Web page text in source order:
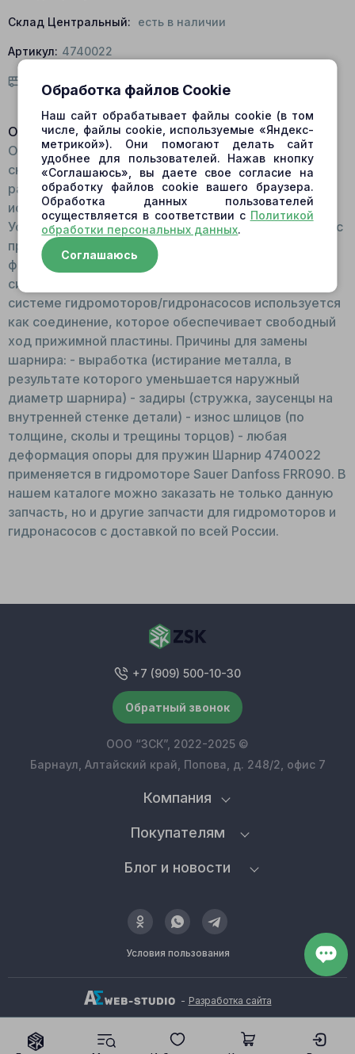
Склад Центральный: есть в наличии
Артикул: 4740022
Условия доставки
Описание:
Общий вид Деталь сферической формы, со
сквозным отверстием, тонкостенная. Внутри
расположены шлицы. Для изготовления шарнира
используется сталь. Принцип работы:
Устанавливается в посадочное место для шарнира с
прижимными стойками. Поверх шарнира
фиксируется прижимная пластина. Движется
синхронно с валом и блоком цилиндров. Функции: В
системе гидромоторов/гидронасосов используется
как соединение, которое обеспечивает свободный
ход прижимной пластины. Причины для замены
шарнира: - выработка (истирание металла, в
результате которого уменьшается наружный
диаметр шарнира) - задиры (стружка, заусенцы на
внутренней стенке детали) - износ шлицов (по
толщине, сколы и трещины торцов) - любая
деформация опоры для пружин Шарнир 4740022
применяется в гидромоторе Sauer Danfoss FRR090. В
нашем каталоге можно заказать не только данную
запчасть, но и другие запчасти для гидромоторов и
гидронасосов с доставкой по всей России.
Условия пользования
Компания
Покупателям
Блог и новости
+7 (909) 500-10-30
Обратный звонок
ООО “ЗСК”, 2022-2025 ©
Барнаул, Алтайский край, Попова, д. 248/2, офис 7
- Разработка сайта
Обработка файлов Cookie
Наш сайт обрабатывает файлы cookie (в том
числе, файлы cookie, используемые «Яндекс-
метрикой»). Они помогают делать сайт
удобнее для пользователей. Нажав кнопку
«Соглашаюсь», вы даете свое согласие на
обработку файлов cookie вашего браузера.
Обработка данных пользователей
осуществляется в соответствии с Политикой
обработки персональных данных.
Соглашаюсь